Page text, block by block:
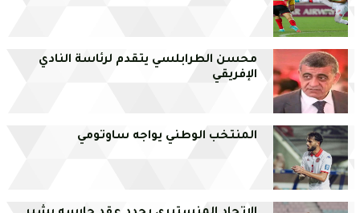
محسن الطرابلسي يتقدم لرئاسة النادي
الإفريقي
المنتخب الوطني يواجه ساوتومي